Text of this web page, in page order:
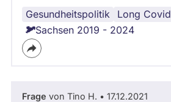
Gesundheitspolitik
Long Covid
Sachsen 2019 - 2024
Frage von Tino H. • 17.12.2021